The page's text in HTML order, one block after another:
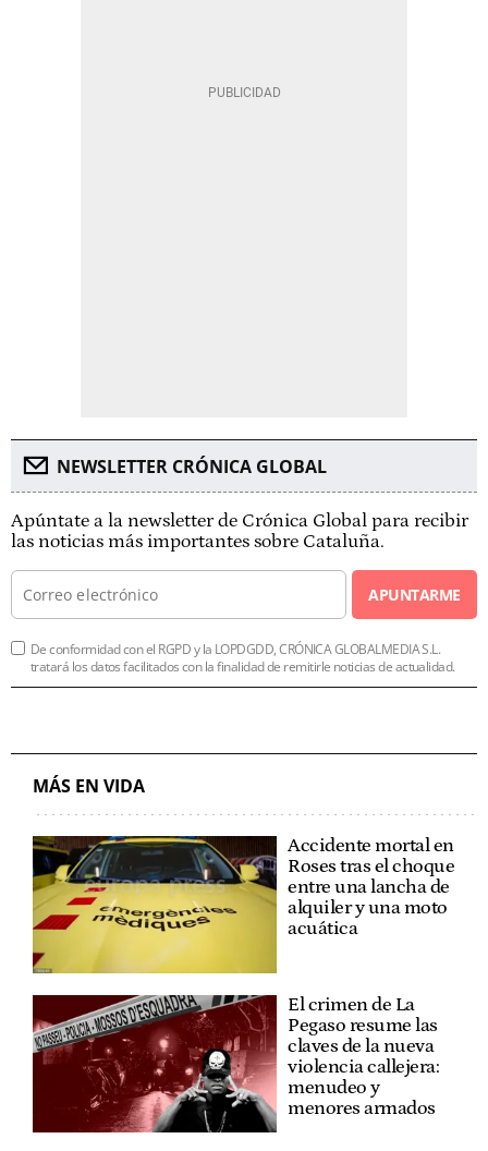
NEWSLETTER CRÓNICA GLOBAL
Apúntate a la newsletter de Crónica Global para recibir
las noticias más importantes sobre Cataluña.
APUNTARME
De conformidad con el RGPD y la LOPDGDD, CRÓNICA GLOBALMEDIA S.L.
tratará los datos facilitados con la finalidad de remitirle noticias de actualidad.
MÁS EN VIDA
Accidente mortal en
Roses tras el choque
entre una lancha de
alquiler y una moto
acuática
El crimen de La
Pegaso resume las
claves de la nueva
violencia callejera:
menudeo y
menores armados